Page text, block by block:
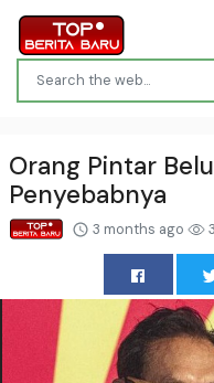
Orang Pintar
Penyebabnya
3 months ago